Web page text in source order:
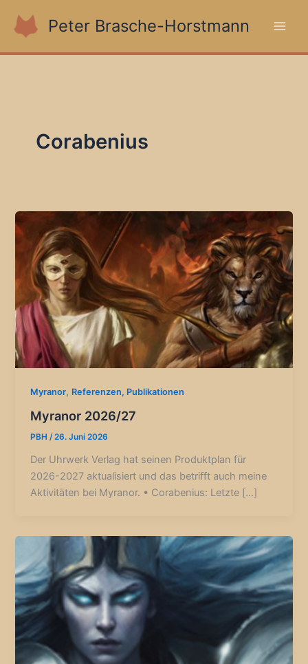
Inhalt
springen
Peter Brasche-Horstmann
Corabenius
Myranor, Referenzen, Publikationen
Myranor 2026/27
PBH /26. Juni 2026
Der Uhrwerk Verlag hat seinen Produktplan für
2026-2027 aktualisiert und das betrifft auch meine
Aktivitäten bei Myranor. • Corabenius: Letzte […]